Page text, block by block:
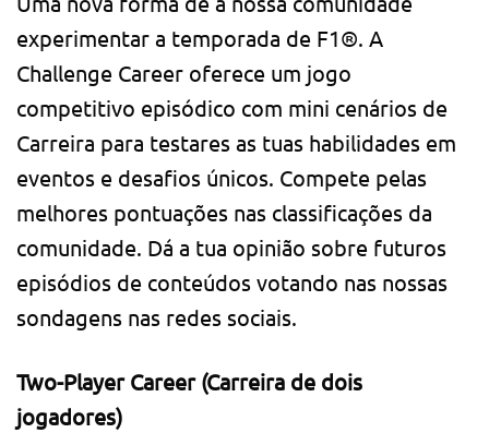
experimentar a temporada de F1®. A
Challenge Career oferece um jogo
competitivo episódico com mini cenários de
Carreira para testares as tuas habilidades em
eventos e desafios únicos. Compete pelas
melhores pontuações nas classificações da
comunidade. Dá a tua opinião sobre futuros
episódios de conteúdos votando nas nossas
sondagens nas redes sociais.
Two-Player Career (Carreira de dois
jogadores)